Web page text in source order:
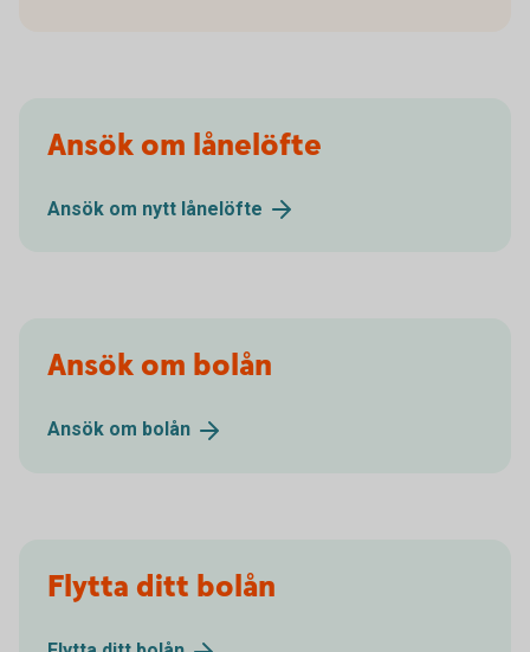
Ansök om lånelöfte
Ansök om nytt lånelöfte
Ansök om bolån
Ansök om bolån
Flytta ditt bolån